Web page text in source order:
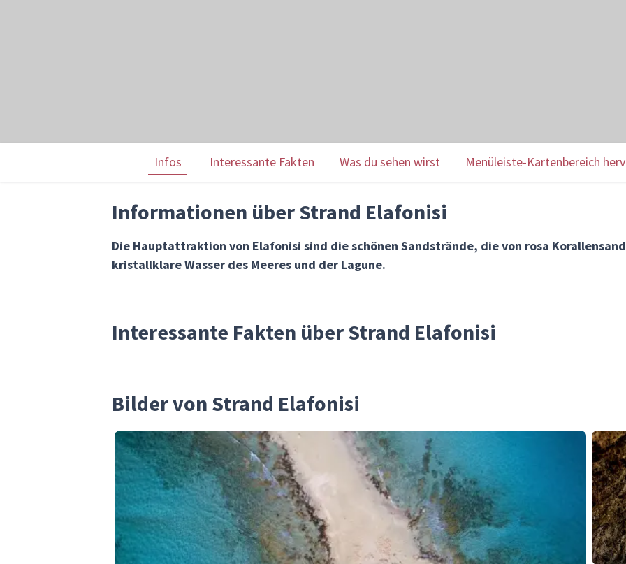
Infos Interessante Fakten Was du sehen wirst Menüleiste-Kartenbereich
Informationen über Strand Elafonisi
Die Hauptattraktion von Elafonisi sind die schönen Sandstrände, die von rosa
kristallklare Wasser des Meeres und der Lagune.
Interessante Fakten über Strand Elafonisi
Bilder von Strand Elafonisi